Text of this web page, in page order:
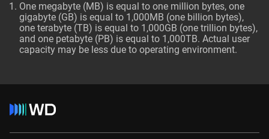
One megabyte (MB) is equal to one million bytes, one
gigabyte (GB) is equal to 1,000MB (one billion bytes),
one terabyte (TB) is equal to 1,000GB (one trillion bytes),
and one petabyte (PB) is equal to 1,000TB. Actual user
capacity may be less due to operating environment.